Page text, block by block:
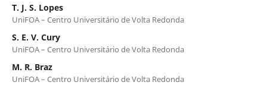
T. J. S. Lopes
UniFOA – Centro Universitário de Volta Redonda
S. E. V. Cury
UniFOA – Centro Universitário de Volta Redonda
M. R. Braz
UniFOA – Centro Universitário de Volta Redonda